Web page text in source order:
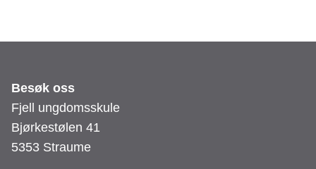
Besøk oss
Fjell ungdomsskule
Bjørkestølen 41
5353 Straume